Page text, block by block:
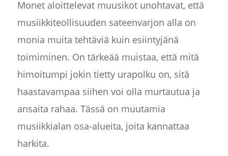
Monet aloittelevat muusikot unohtavat, että
musiikkiteollisuuden sateenvarjon alla on
monia muita tehtäviä kuin esiintyjänä
toimiminen. On tärkeää muistaa, että mitä
himoitumpi jokin tietty urapolku on, sitä
haastavampaa siihen voi olla murtautua ja
ansaita rahaa. Tässä on muutamia
musiikkialan osa-alueita, joita kannattaa
harkita.